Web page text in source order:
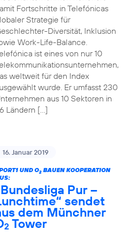
Fortschritte in Telefónicas
Strategie für
Diversität, Inklusion
Work-Life-Balance.
ist eines von nur 10
weltweit für den Index
wurde. Er umfasst 230
aus 10 Sektoren in
Ländern […]
16. Januar 2019
UND O2BAUEN KOOPERATION
Pur –
sendet
dem Münchner
2 Tower